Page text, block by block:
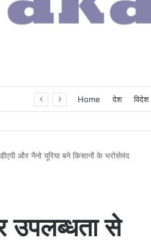
Home देश विदेश
और नैनो यूरिया बने किसानों के भरोसेमंद
उपलब्धता से